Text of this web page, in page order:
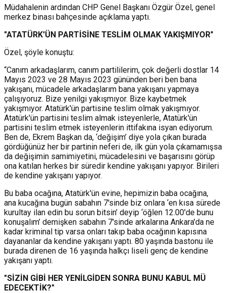
Müdahalenin ardından CHP Genel Başkanı Özgür Özel, genel
merkez binası bahçesinde açıklama yaptı.
"ATATÜRK'ÜN PARTİSİNE TESLİM OLMAK YAKIŞMIYOR"
Özel, şöyle konuştu:
“Canım arkadaşlarım, canım partililerim, çok değerli dostlar 14
Mayıs 2023 ve 28 Mayıs 2023 gününden beri ben bana
yakışanı, mücadele arkadaşlarım bana yakışanı yapmaya
çalışıyoruz. Bize yenilgi yakışmıyor. Bize kaybetmek
yakışmıyor. Atatürk'ün partisine teslim olmak yakışmıyor.
Atatürk'ün partisini teslim almak isteyenlerle, Atatürk'ün
partisini teslim etmek isteyenlerin ittifakına isyan ediyorum.
Ben de, Ekrem Başkan da, ‘değişim’ diye yola çıkan burada
gördüğünüz her bir partinin neferi de, ilk gün yola çıkamamışsa
da değişimin samimiyetini, mücadelesini ve başarısını görüp
ona katılan herkes bir süredir kendine yakışanı yapıyor. Birileri
de kendine yakışanı yapıyor.
Bu baba ocağına, Atatürk'ün evine, hepimizin baba ocağına,
ana kucağına bugün sabahın 7'sinde biz onlara ‘en kısa sürede
kurultay ilan edin bu sorun bitsin’ deyip ‘öğlen 12.00'de bunu
konuşalım’ demişken sabahın 7'sinde arkalarına Ankara'da ne
kadar kriminal tip varsa onları takıp baba ocağının kapısına
dayananlar da kendine yakışanı yaptı. 80 yaşında bastonu ile
burada direnen de 16 yaşında halkçı liseli genç de kendine
yakışanı yaptı.
"SİZİN GİBİ HER YENİLGİDEN SONRA BUNU KABUL MÜ
EDECEKTİK?"